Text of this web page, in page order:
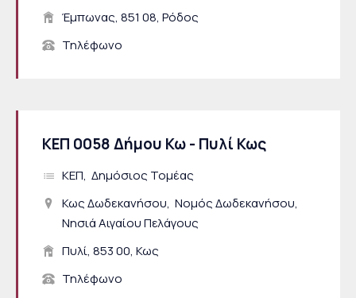
Έμπωνας, 851 08, Ρόδος
Τηλέφωνο
ΚΕΠ 0058 Δήμου Κω - Πυλί Κως
ΚΕΠ Δημόσιος Τομέας
Κως Δωδεκανήσου Νομός Δωδεκανήσου
Νησιά Αιγαίου Πελάγους
Πυλί, 853 00, Κως
Τηλέφωνο